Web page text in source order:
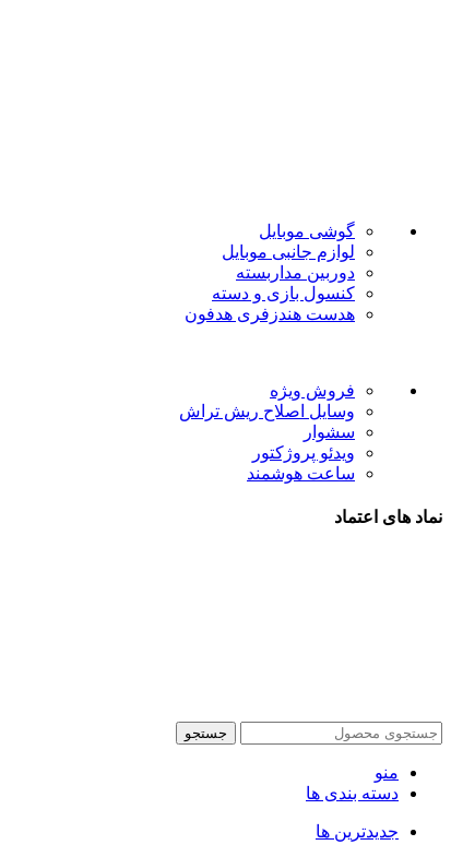
گوشی موبایل
لوازم جانبی موبایل
دوربین مداربسته
کنسول بازی و دسته
هدست هندزفری هدفون
فروش ویژه
وسایل اصلاح ریش تراش
سشوار
ویدئو پروژکتور
ساعت هوشمند
نماد های اعتماد
جستجو
منو
دسته بندی ها
جدیدترین ها